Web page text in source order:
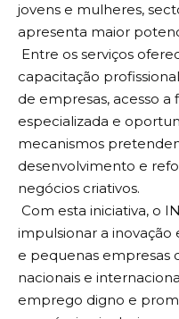
jovens e mulheres,
apresenta maior
Entre os serviços
capacitação
de empresas, acesso
especializada e
mecanismos
desenvolvimento e
negócios criativos.
Com esta iniciativa, o
impulsionar a
e pequenas empresas
nacionais e
emprego digno e